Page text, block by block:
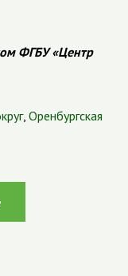
ФГБУ «Центр
, Оренбургская